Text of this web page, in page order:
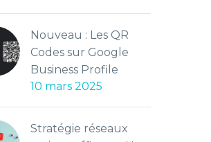
Nouveau : Les QR
Codes sur Google
Business Profile
10 mars 2025
Stratégie réseaux